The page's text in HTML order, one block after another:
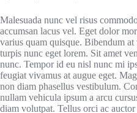
Malesuada nunc vel risus
accumsan lacus vel. Eget dolor
varius quam quisque. Bibendum
turpis nunc eget lorem. Sit amet
nunc. Tempor id eu nisl nunc mi
feugiat vivamus at augue eget.
non diam phasellus vestibulum.
nullam vehicula ipsum a arcu
diam volutpat. Tellus orci ac auctor